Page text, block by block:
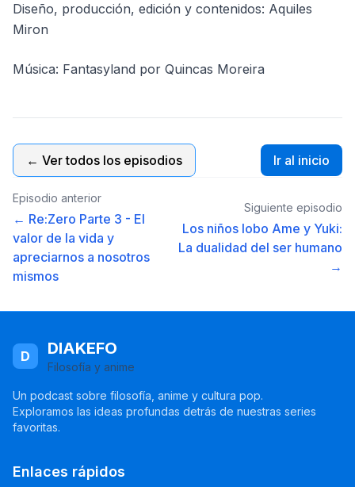
Diseño, producción, edición y contenidos: Aquiles
Miron
Música: Fantasyland por Quincas Moreira
← Ver todos los episodios Ir al inicio
Episodio anterior
← Re:Zero Parte 3 - El
valor de la vida y
apreciarnos a nosotros
mismos
Siguiente episodio
Los niños lobo Ame y Yuki:
La dualidad del ser humano
→
D DIAKEFO
Filosofía y anime
Un podcast sobre filosofía, anime y cultura pop.
Exploramos las ideas profundas detrás de nuestras series
favoritas.
Enlaces rápidos